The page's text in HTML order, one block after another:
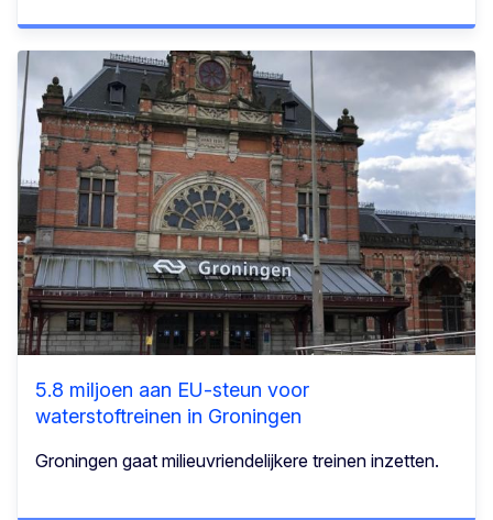
5.8 miljoen aan EU-steun voor
waterstoftreinen in Groningen
Groningen gaat milieuvriendelijkere treinen inzetten.